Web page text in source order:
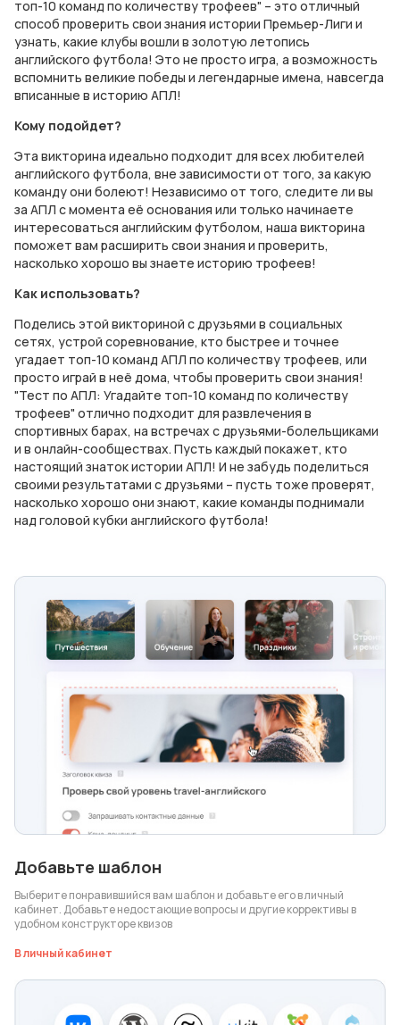
топ-10 команд по количеству трофеев" – это отличный
способ проверить свои знания истории Премьер-Лиги и
узнать, какие клубы вошли в золотую летопись
английского футбола! Это не просто игра, а возможность
вспомнить великие победы и легендарные имена, навсегда
вписанные в историю АПЛ!
Кому подойдет?
Эта викторина идеально подходит для всех любителей
английского футбола, вне зависимости от того, за какую
команду они болеют! Независимо от того, следите ли вы
за АПЛ с момента её основания или только начинаете
интересоваться английским футболом, наша викторина
поможет вам расширить свои знания и проверить,
насколько хорошо вы знаете историю трофеев!
Как использовать?
Поделись этой викториной с друзьями в социальных
сетях, устрой соревнование, кто быстрее и точнее
угадает топ-10 команд АПЛ по количеству трофеев, или
просто играй в неё дома, чтобы проверить свои знания!
"Тест по АПЛ: Угадайте топ-10 команд по количеству
трофеев" отлично подходит для развлечения в
спортивных барах, на встречах с друзьями-болельщиками
и в онлайн-сообществах. Пусть каждый покажет, кто
настоящий знаток истории АПЛ! И не забудь поделиться
своими результатами с друзьями – пусть тоже проверят,
насколько хорошо они знают, какие команды поднимали
над головой кубки английского футбола!
Добавьте шаблон
Выберите понравившийся вам шаблон и добавьте его в личный
кабинет. Добавьте недостающие вопросы и другие коррективы в
удобном конструкторе квизов
В личный кабинет